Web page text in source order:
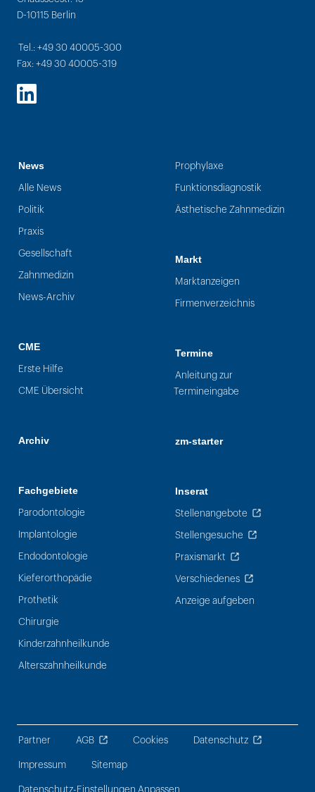
D-10115 Berlin
Tel.: +49 30 40005-300
Fax: +49 30 40005-319
LinkedIn
News
Alle News
Politik
Praxis
Gesellschaft
Zahnmedizin
News-Archiv
CME
Erste Hilfe
CME Übersicht
Archiv
Fachgebiete
Parodontologie
Implantologie
Endodontologie
Kieferorthopädie
Prothetik
Chirurgie
Kinderzahnheilkunde
Alterszahnheilkunde
Prophylaxe
Funktionsdiagnostik
Ästhetische Zahnmedizin
Markt
Marktanzeigen
Firmenverzeichnis
Termine
Anleitung zur
Termineingabe
zm-starter
Inserat
Stellenangebote
Stellengesuche
Praxismarkt
Verschiedenes
Anzeige aufgeben
Partner AGB Cookies Datenschutz
Impressum Sitemap
Datenschutz-Einstellungen Anpassen